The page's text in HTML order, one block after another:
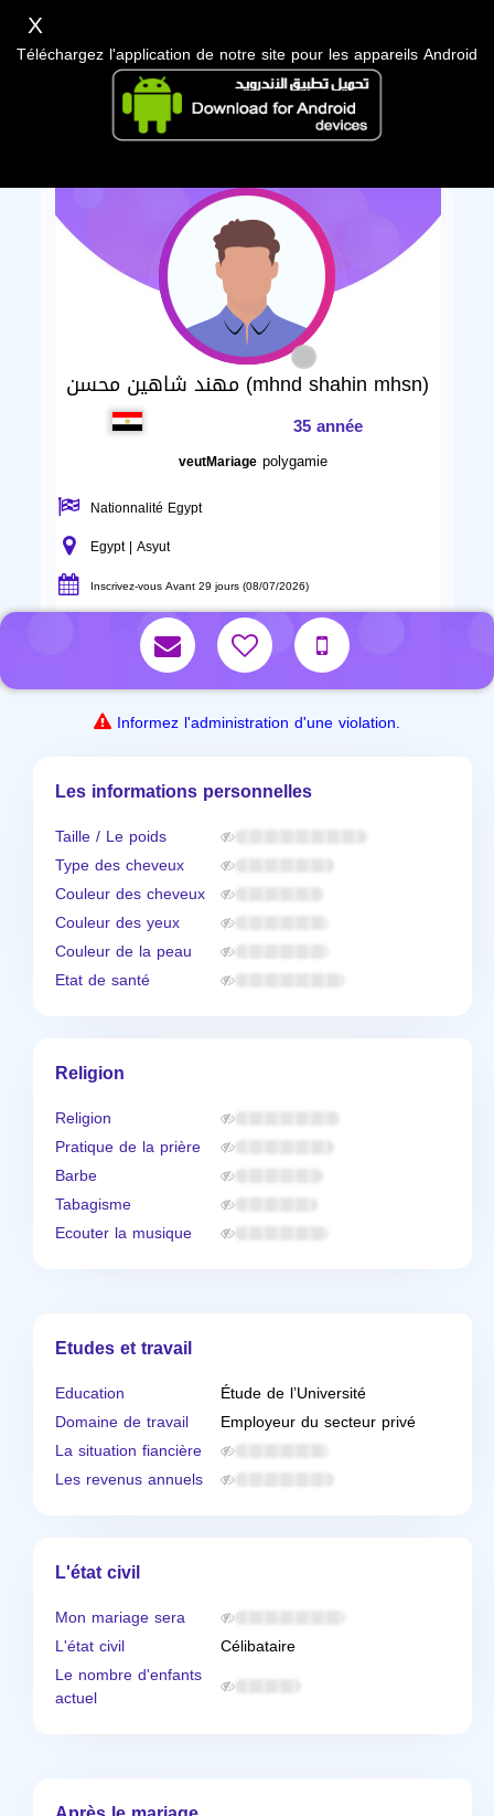
مهند شاهين محسن (mhnd shahin mhsn)
35 année
veutMariage polygamie
Nationnalité Egypt
Egypt | Asyut
Inscrivez-vous Avant 29 jours (08/07/2026)
Informez l'administration d'une violation.
Les informations personnelles
Taille / Le poids
Type des cheveux
Couleur des cheveux
Couleur des yeux
Couleur de la peau
Etat de santé
Religion
Religion
Pratique de la prière
Barbe
Tabagisme
Ecouter la musique
Etudes et travail
Education
Étude de l’Université
Domaine de travail
Employeur du secteur privé
La situation fiancière
Les revenus annuels
L'état civil
Mon mariage sera
L'état civil
Célibataire
Le nombre d'enfants
actuel
X
Téléchargez l'application de notre site pour les appareils Android